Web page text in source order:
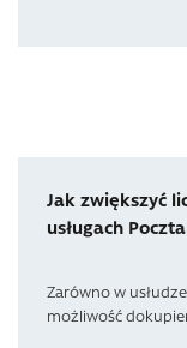
Jak zwiększyć
usługach
Zarówno w
możliwość